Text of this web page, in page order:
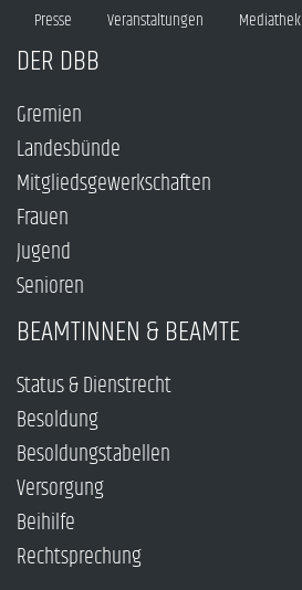
Presse Veranstaltungen Mediathek
DER DBB
Gremien
Landesbünde
Mitgliedsgewerkschaften
Frauen
Jugend
Senioren
BEAMTINNEN & BEAMTE
Status & Dienstrecht
Besoldung
Besoldungstabellen
Versorgung
Beihilfe
Rechtsprechung